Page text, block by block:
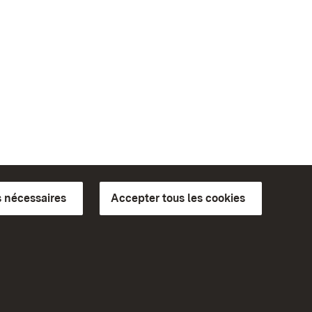
Accepter tous les cookies